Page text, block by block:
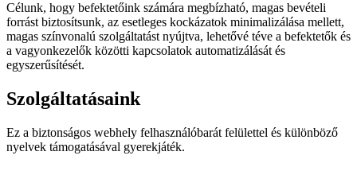
Célunk, hogy befektetőink számára megbízható, magas bevételi
forrást biztosítsunk, az esetleges kockázatok minimalizálása mellett,
magas színvonalú szolgáltatást nyújtva, lehetővé téve a befektetők és
a vagyonkezelők közötti kapcsolatok automatizálását és
egyszerűsítését.
Szolgáltatásaink
Ez a biztonságos webhely felhasználóbarát felülettel és különböző
nyelvek támogatásával gyerekjáték.